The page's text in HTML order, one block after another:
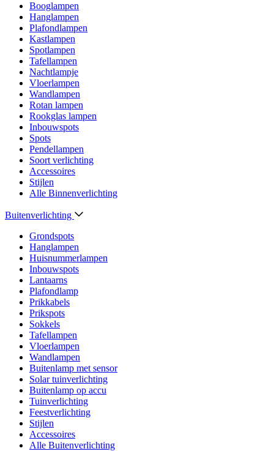
Booglampen
Hanglampen
Plafondlampen
Kastlampen
Spotlampen
Tafellampen
Nachtlampje
Vloerlampen
Wandlampen
Rotan lampen
Rookglas lampen
Inbouwspots
Spots
Pendellampen
Soort verlichting
Accessoires
Stijlen
Alle Binnenverlichting
Buitenverlichting
Grondspots
Hanglampen
Huisnummerlampen
Inbouwspots
Lantaarns
Plafondlamp
Prikkabels
Prikspots
Sokkels
Tafellampen
Vloerlampen
Wandlampen
Buitenlamp met sensor
Solar tuinverlichting
Buitenlamp op accu
Tuinverlichting
Feestverlichting
Stijlen
Accessoires
Alle Buitenverlichting